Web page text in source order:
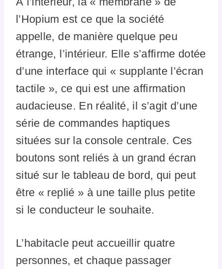
l’Hopium est ce que la société
appelle, de manière quelque peu
étrange, l’intérieur. Elle s’affirme dotée
d’une interface qui « supplante l’écran
tactile », ce qui est une affirmation
audacieuse. En réalité, il s’agit d’une
série de commandes haptiques
situées sur la console centrale. Ces
boutons sont reliés à un grand écran
situé sur le tableau de bord, qui peut
être « replié » à une taille plus petite
si le conducteur le souhaite.
L’habitacle peut accueillir quatre
personnes, et chaque passager